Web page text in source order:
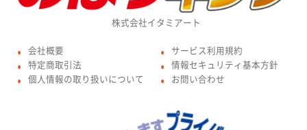
株式会社イタミアート
● 会社概要
● 特定商取引法
● 個人情報の取り扱いについて
● サービス利用規約
● 情報セキュリティ基本方針
● お問い合わせ